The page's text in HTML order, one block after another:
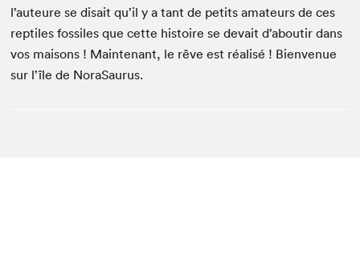
l’auteure se disait qu’il y a tant de petits amateurs de ces
reptiles fossiles que cette histoire se devait d’aboutir dans
vos maisons ! Maintenant, le rêve est réalisé ! Bienvenue
sur l’île de NoraSaurus.